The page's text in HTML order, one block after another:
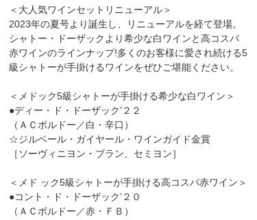
＜大人気ワインセットリニューアル＞
2023年の夏号より誕生し、リニューアルを経て登場。
シャトー・ドーザックより希少な白ワインと高コスパ
赤ワインのラインナップ!多くのお客様に愛され続ける5
級シャトーが手掛けるワインをぜひご堪能ください。
＜メドック5級シャトーが手掛ける希少な白ワイン＞
●ディー・ド・ドーザック’２２
（ＡＣボルドー／白・辛口）
☆ジルベール・ガイヤール・ワインガイド金賞
［ソーヴィニヨン・ブラン、セミヨン］
＜メド ック5級シャトーが手掛ける高コスパ赤ワイン＞
●コント・ド・ドーザック’２０
（ＡＣボルドー／赤・ＦＢ）